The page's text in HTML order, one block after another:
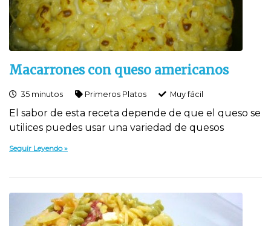
Macarrones con queso americanos
35 minutos Primeros Platos Muy fácil
El sabor de esta receta depende de que el queso se
utilices puedes usar una variedad de quesos
Seguir Leyendo